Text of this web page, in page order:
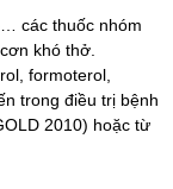
các thuốc nhóm
khó thở.
formoterol,
trong điều trị bệnh
2010) hoặc từ